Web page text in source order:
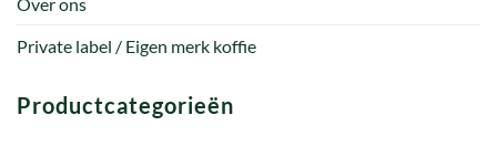
Private label / Eigen merk koffie
Productcategorieën